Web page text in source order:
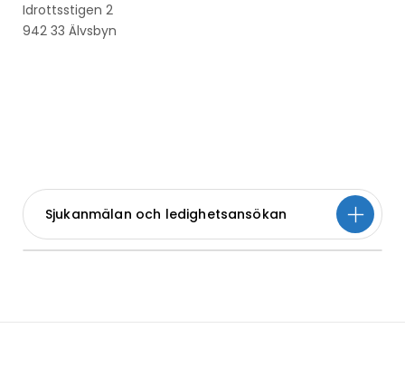
Idrottsstigen 2
942 33 Älvsbyn
Sjukanmälan och ledighetsansökan